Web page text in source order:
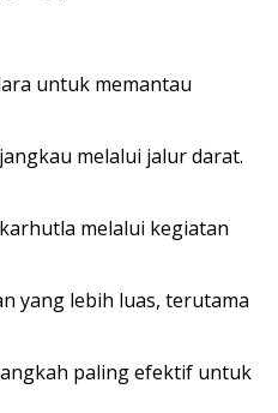
untuk memantau
melalui jalur darat.
melalui kegiatan
yang lebih luas, terutama
paling efektif untuk